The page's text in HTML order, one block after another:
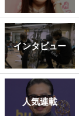
インタビュー
人気連載